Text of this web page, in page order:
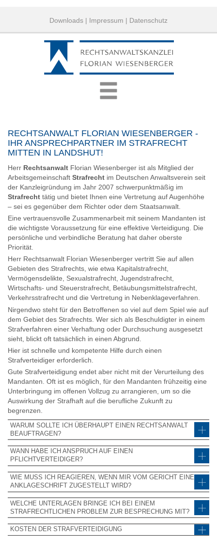
Downloads | Impressum | Datenschutz
RECHTSANWALT FLORIAN WIESENBERGER -
IHR ANSPRECHPARTNER IM STRAFRECHT
MITTEN IN LANDSHUT!
Herr Rechtsanwalt Florian Wiesenberger ist als Mitglied der
ArbeitsgemeinschaftStrafrecht im Deutschen Anwaltsverein seit
der Kanzleigründung im Jahr 2007 schwerpunktmäßig im
Strafrechttätig und bietet Ihnen eine Vertretung auf Augenhöhe
– sei es gegenüber dem Richter oder dem Staatsanwalt.
Eine vertrauensvolle Zusammenarbeit mit seinem Mandanten ist
die wichtigste Voraussetzung für eine effektive Verteidigung. Die
persönliche und verbindliche Beratung hat daher oberste
Priorität.
Herr Rechtsanwalt Florian Wiesenberger vertritt Sie auf allen
Gebieten des Strafrechts, wie etwa Kapitalstrafrecht,
Vermögensdelikte, Sexualstrafrecht, Jugendstrafrecht,
Wirtschafts- und Steuerstrafrecht, Betäubungsmittelstrafrecht,
Verkehrsstrafrecht und die Vertretung in Nebenklageverfahren.
Nirgendwo steht für den Betroffenen so viel auf dem Spiel wie auf
dem Gebiet des Strafrechts. Wer sich als Beschuldigter in einem
Strafverfahren einer Verhaftung oder Durchsuchung ausgesetzt
sieht, blickt oft tatsächlich in einen Abgrund.
Hier ist schnelle und kompetente Hilfe durch einen
Strafverteidiger erforderlich.
Gute Strafverteidigung endet aber nicht mit der Verurteilung des
Mandanten. Oft ist es möglich, für den Mandanten frühzeitig eine
Unterbringung im offenen Vollzug zu arrangieren, um so die
Auswirkung der Strafhaft auf die berufliche Zukunft zu
begrenzen.
WARUM SOLLTE ICH ÜBERHAUPT EINEN RECHTSANWALT
BEAUFTRAGEN?
WANN HABE ICH ANSPRUCH AUF EINEN
PFLICHTVERTEIDIGER?
WIE MUSS ICH REAGIEREN, WENN MIR VOM GERICHT EINE
ANKLAGESCHRIFT ZUGESTELLT WIRD?
WELCHE UNTERLAGEN BRINGE ICH BEI EINEM
STRAFRECHTLICHEN PROBLEM ZUR BESPRECHUNG MIT?
KOSTEN DER STRAFVERTEIDIGUNG